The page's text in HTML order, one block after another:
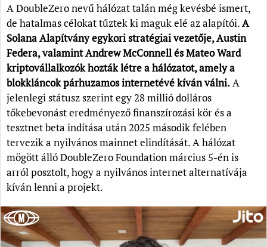
A DoubleZero nevű hálózat talán még kevésbé ismert,
de hatalmas célokat tűztek ki maguk elé az alapítói.A
Solana Alapítvány egykori stratégiai vezetője, Austin
Federa, valamint Andrew McConnell és Mateo Ward
kriptovállalkozók hozták létre a hálózatot, amely a
blokkláncok párhuzamos internetévé kíván válni. A
jelenlegi státusz szerint egy 28 millió dolláros
tőkebevonást eredményező finanszírozási kör és a
tesztnet beta indítása után 2025 második felében
tervezik a nyilvános mainnet elindítását. A hálózat
mögött álló DoubleZero Foundation március 5-én is
arról posztolt, hogy a nyilvános internet alternatívája
kíván lenni a projekt.